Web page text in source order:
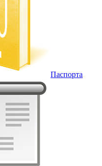
Паспорта